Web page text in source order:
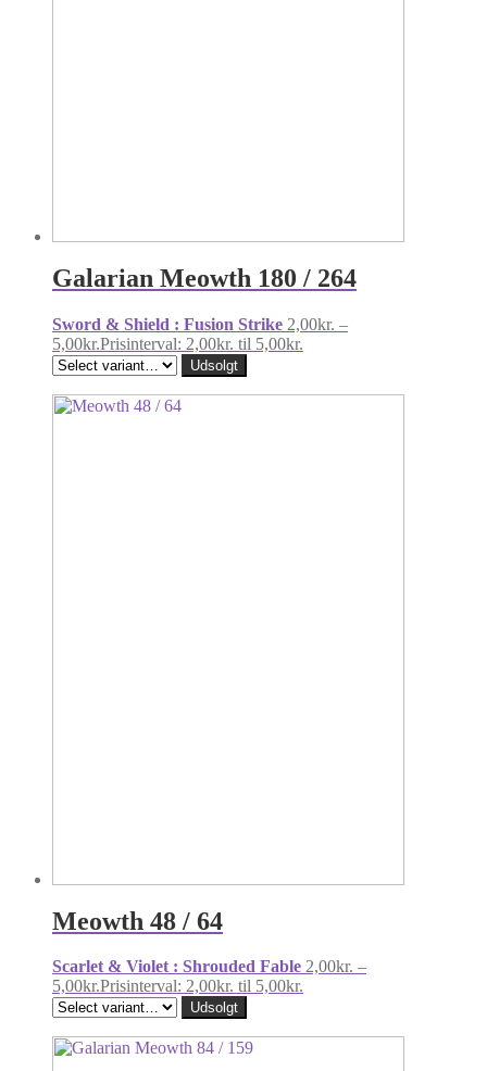
Galarian Meowth 180 / 264
Sword & Shield : Fusion Strike 2,00kr. –
5,00kr.Prisinterval: 2,00kr. til 5,00kr.
Udsolgt
Meowth 48 / 64
Scarlet & Violet : Shrouded Fable 2,00kr. –
5,00kr.Prisinterval: 2,00kr. til 5,00kr.
Udsolgt